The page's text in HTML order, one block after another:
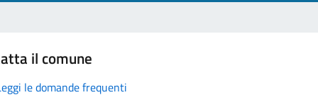
il comune
le domande frequenti